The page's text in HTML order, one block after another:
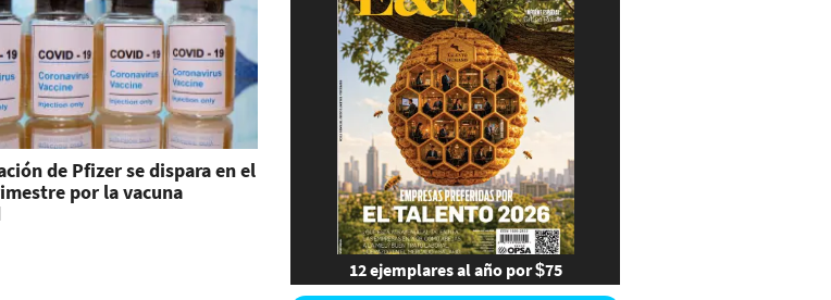
de Pfizer se dispara en el
por la vacuna
12 ejemplares al año por $75